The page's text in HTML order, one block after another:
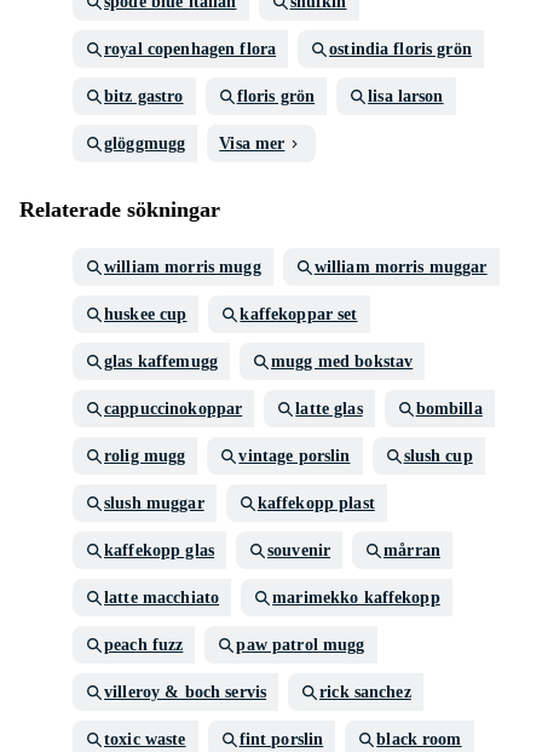
royal copenhagen flora ostindia floris grön
bitz gastro floris grön lisa larson
glöggmugg Visa mer
Relaterade sökningar
william morris mugg william morris muggar
huskee cup kaffekoppar set
glas kaffemugg mugg med bokstav
cappuccinokoppar latte glas bombilla
rolig mugg vintage porslin slush cup
slush muggar kaffekopp plast
kaffekopp glas souvenir mårran
latte macchiato marimekko kaffekopp
peach fuzz paw patrol mugg
villeroy & boch servis rick sanchez
toxic waste fint porslin black room